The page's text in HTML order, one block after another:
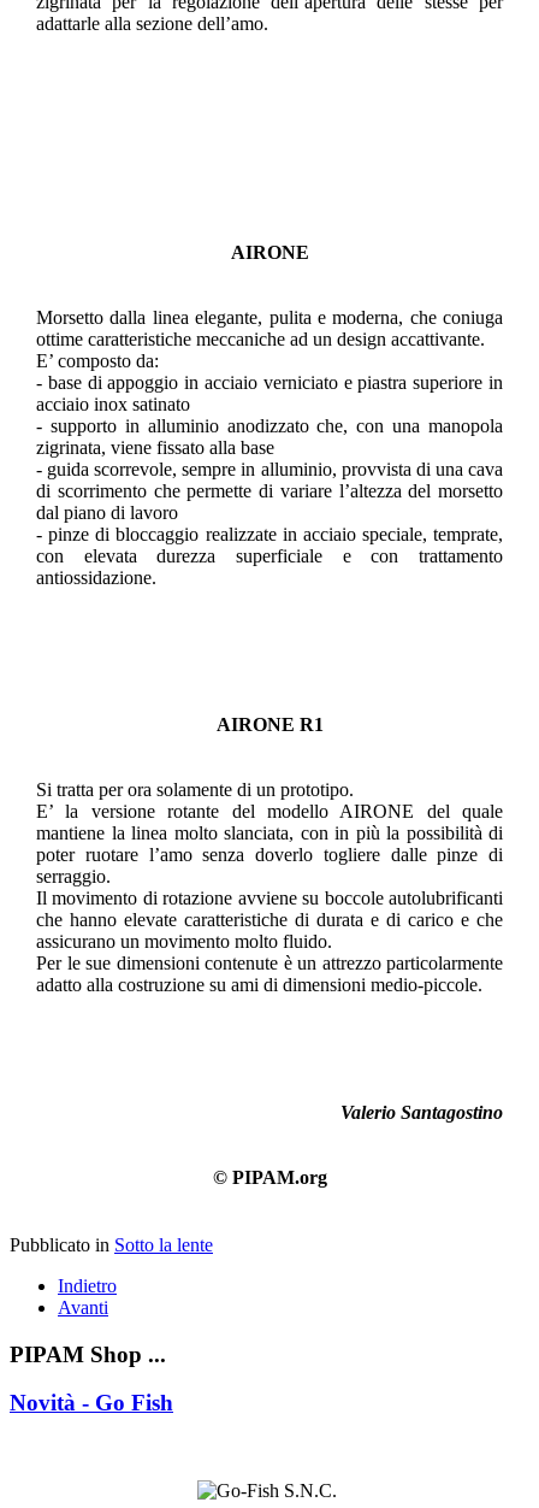
adattarle alla sezione dell’amo.
AIRONE
Morsetto dalla linea elegante, pulita e moderna, che coniuga
ottime caratteristiche meccaniche ad un design accattivante.
E’ composto da:
- base di appoggio in acciaio verniciato e piastra superiore in
acciaio inox satinato
- supporto in alluminio anodizzato che, con una manopola
zigrinata, viene fissato alla base
- guida scorrevole, sempre in alluminio, provvista di una cava
di scorrimento che permette di variare l’altezza del morsetto
dal piano di lavoro
- pinze di bloccaggio realizzate in acciaio speciale, temprate,
con elevata durezza superficiale e con trattamento
antiossidazione.
AIRONE R1
Si tratta per ora solamente di un prototipo.
E’ la versione rotante del modello AIRONE del quale
mantiene la linea molto slanciata, con in più la possibilità di
poter ruotare l’amo senza doverlo togliere dalle pinze di
serraggio.
Il movimento di rotazione avviene su boccole autolubrificanti
che hanno elevate caratteristiche di durata e di carico e che
assicurano un movimento molto fluido.
Per le sue dimensioni contenute è un attrezzo particolarmente
adatto alla costruzione su ami di dimensioni medio-piccole.
Valerio Santagostino
© PIPAM.org
Pubblicato in Sotto la lente
Indietro
Avanti
PIPAM Shop ...
Novità - Go Fish